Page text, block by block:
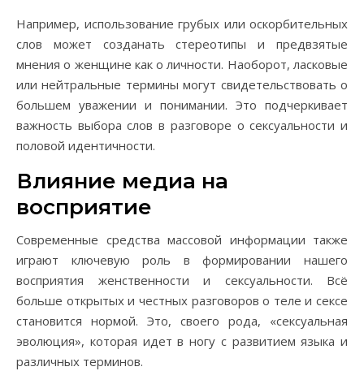
Например, использование грубых или оскорбительных
слов может созданать стереотипы и предвзятые
мнения о женщине как о личности. Наоборот, ласковые
или нейтральные термины могут свидетельствовать о
большем уважении и понимании. Это подчеркивает
важность выбора слов в разговоре о сексуальности и
половой идентичности.
Влияние медиа на
восприятие
Современные средства массовой информации также
играют ключевую роль в формировании нашего
восприятия женственности и сексуальности. Всё
больше открытых и честных разговоров о теле и сексе
становится нормой. Это, своего рода, «сексуальная
эволюция», которая идет в ногу с развитием языка и
различных терминов.